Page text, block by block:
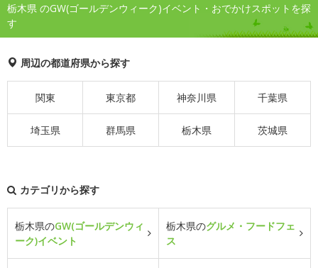
栃木県 のGW(ゴールデンウィーク)イベント・おでかけスポットを探
す
周辺の都道府県から探す
関東 東京都 神奈川県 千葉県
埼玉県 群馬県 栃木県 茨城県
カテゴリから探す
栃木県のGW(ゴールデンウィ
ーク)イベント
栃木県のグルメ・フードフェ
ス